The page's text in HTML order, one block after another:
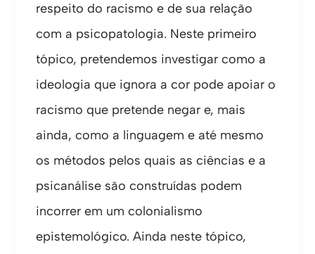
respeito do racismo e de sua relação
com a psicopatologia. Neste primeiro
tópico, pretendemos investigar como a
ideologia que ignora a cor pode apoiar o
racismo que pretende negar e, mais
ainda, como a linguagem e até mesmo
os métodos pelos quais as ciências e a
psicanálise são construídas podem
incorrer em um colonialismo
epistemológico. Ainda neste tópico,